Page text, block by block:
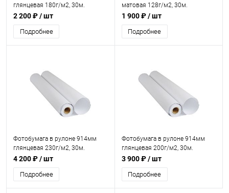
глянцевая 180г/м2, 30м.
2 200 ₽/ шт
Подробнее
матовая 128г/м2, 30м.
1 900 ₽/ шт
Подробнее
Фотобумага в рулоне 914мм
глянцевая 230г/м2, 30м.
4 200 ₽/ шт
Подробнее
Фотобумага в рулоне 914мм
глянцевая 200г/м2, 30м.
3 900 ₽/ шт
Подробнее